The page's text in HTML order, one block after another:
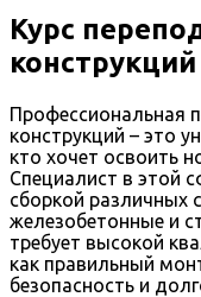
Курс
конструкций
Профессиональная
конструкций – это
кто хочет освоить
Специалист в этой
сборкой различных
железобетонные и
требует высокой
как правильный
безопасность и